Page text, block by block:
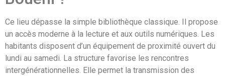
Ce lieu dépasse la simple bibliothèque classique. Il propose
un accès moderne à la lecture et aux outils numériques. Les
habitants disposent d’un équipement de proximité ouvert du
lundi au samedi. La structure favorise les rencontres
intergénérationnelles. Elle permet la transmission des